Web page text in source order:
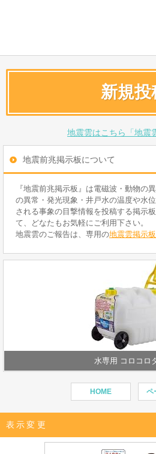
新規投
地震雲はこちら「地震
地震前兆掲示板について
『地震前兆掲示板』は電磁波・動物の
の異常・発光現象・井戸水の温度や水
される事象の目撃情報を投稿する掲示
て、どなたもお気軽にご利用下さい。
地震雲のご報告は、専用の地震雲掲示板
水専用 コロコロ
HOME ペ
表示変更